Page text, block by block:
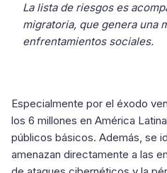
La lista de riesgos es
migratoria, que genera una
enfrentamientos sociales.
Especialmente por el éxodo
los 6 millones en América
públicos básicos. Además, se
amenazan directamente a las